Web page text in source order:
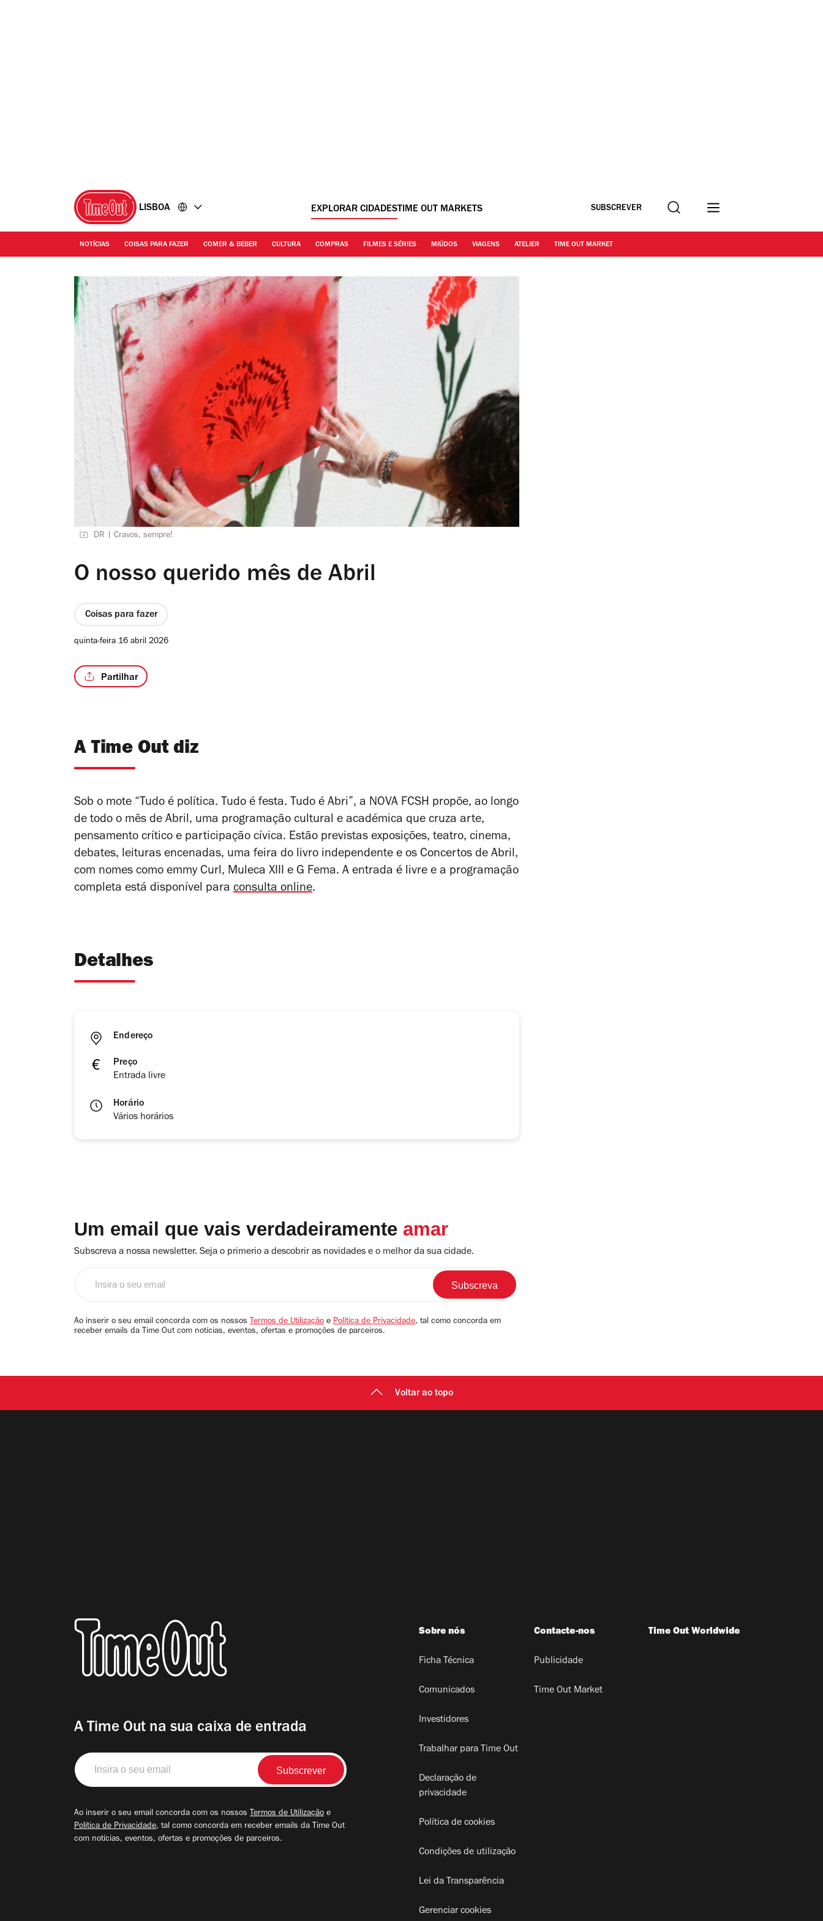
LISBOA EXPLORAR CIDADESTIME OUT MARKETS SUBSCREVER Procurar
NOTÍCIAS COISAS PARA FAZER COMER & BEBER CULTURA COMPRAS FILMES E SÉRIES MIÚDOS VIAGENS ATELIER TIME OUT MARKET
DR | Cravos, sempre!
O nosso querido mês de Abril
Coisas para fazer
quinta-feira 16 abril 2026
Partilhar
A Time Out diz
Sob o mote “Tudo é política. Tudo é festa. Tudo é Abri”, a NOVA FCSH propõe, ao longo
de todo o mês de Abril, uma programação cultural e académica que cruza arte,
pensamento crítico e participação cívica. Estão previstas exposições, teatro, cinema,
debates, leituras encenadas, uma feira do livro independente e os Concertos de Abril,
com nomes como emmy Curl, Muleca XIII e G Fema. A entrada é livre e a programação
completa está disponível para consulta online.
Detalhes
Endereço
Preço
Entrada livre
Horário
Vários horários
Um email que vais verdadeiramente amar
Subscreva a nossa newsletter. Seja o primerio a descobrir as novidades e o melhor da sua cidade.
email
Ao inserir o seu email concorda com os nossos Termos de Utilização e Política de Privacidade, tal como concorda em
receber emails da Time Out com notícias, eventos, ofertas e promoções de parceiros.
Voltar ao topo
A Time Out na sua caixa de entrada
Insira
o
seu
Ao inserir o seu email concorda com os nossos Termos de Utilização e
Política de Privacidade, tal como concorda em receber emails da Time Out
com notícias, eventos, ofertas e promoções de parceiros.
Sobre nós
Ficha Técnica
Comunicados
Investidores
Trabalhar para Time Out
Declaração de
privacidade
Política de cookies
Condições de utilização
Lei da Transparência
Gerenciar cookies
Contacte-nos
Publicidade
Time Out Market
Time Out Worldwide